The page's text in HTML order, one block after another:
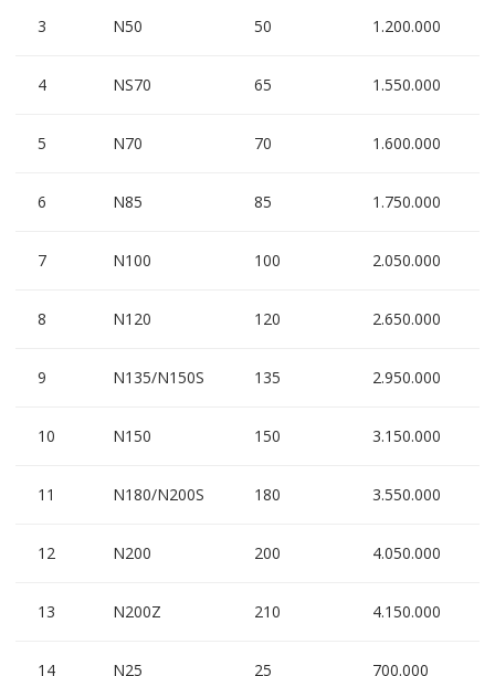
3 N50 50 1.200.000
4 NS70 65 1.550.000
5 N70 70 1.600.000
6 N85 85 1.750.000
7 N100 100 2.050.000
8 N120 120 2.650.000
9 N135/N150S 135 2.950.000
10 N150 150 3.150.000
11 N180/N200S 180 3.550.000
12 N200 200 4.050.000
13 N200Z 210 4.150.000
14 N25 25 700.000